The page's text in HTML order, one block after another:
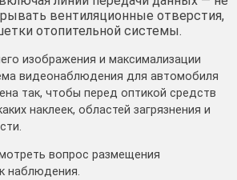
вентиляционные отверстия,
отопительной системы.
изображения и максимализации
видеонаблюдения для автомобиля
так, чтобы перед оптикой средств
наклеек, областей загрязнения и
вопрос размещения
наблюдения.